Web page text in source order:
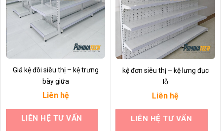
Giá kệ đôi siêu thị – kệ trưng
bày giữa
Liên hệ
LIÊN HỆ TƯ VẤN
kệ đơn siêu thị – kệ lưng đục
lỗ
Liên hệ
LIÊN HỆ TƯ VẤN